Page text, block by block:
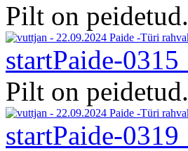
Pilt on peidetud.
startPaide-0315
Pilt on peidetud.
startPaide-0319